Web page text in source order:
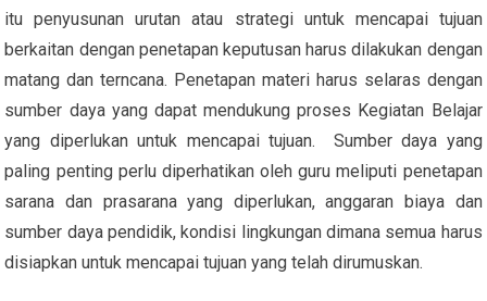
itu penyusunan urutan atau strategi untuk mencapai tujuan
berkaitan dengan penetapan keputusan harus dilakukan dengan
matang dan terncana. Penetapan materi harus selaras dengan
sumber daya yang dapat mendukung proses Kegiatan Belajar
yang diperlukan untuk mencapai tujuan. Sumber daya yang
paling penting perlu diperhatikan oleh guru meliputi penetapan
sarana dan prasarana yang diperlukan, anggaran biaya dan
sumber daya pendidik, kondisi lingkungan dimana semua harus
disiapkan untuk mencapai tujuan yang telah dirumuskan.